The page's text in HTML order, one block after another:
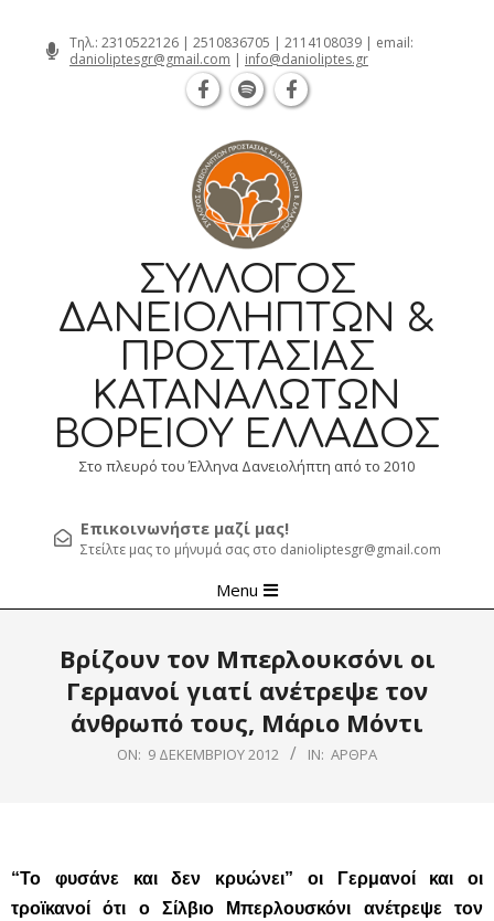
Τηλ.: 2310522126 | 2510836705 | 2114108039 | email:
danioliptesgr@gmail.com | info@danioliptes.gr
ΣΎΛΛΟΓΟΣ
ΔΑΝΕΙΟΛΗΠΤΏΝ &
ΠΡΟΣΤΑΣΊΑΣ
ΚΑΤΑΝΑΛΩΤΏΝ
ΒΟΡΕΊΟΥ ΕΛΛΆΔΟΣ
Στο πλευρό του Έλληνα Δανειολήπτη από το 2010
Επικοινωνήστε μαζί μας!
Στείλτε μας το μήνυμά σας στο danioliptesgr@gmail.com
Navigation
Menu
Βρίζουν τον Μπερλουκσόνι οι
Γερμανοί γιατί ανέτρεψε τον
άνθρωπό τους, Μάριο Μόντι
ON: 9 ΔΕΚΕΜΒΡΊΟΥ 2012 IN: ΆΡΘΡΑ
“Το φυσάνε και δεν κρυώνει” οι Γερμανοί και οι
τροϊκανοί ότι ο Σίλβιο Μπερλουσκόνι ανέτρεψε τον